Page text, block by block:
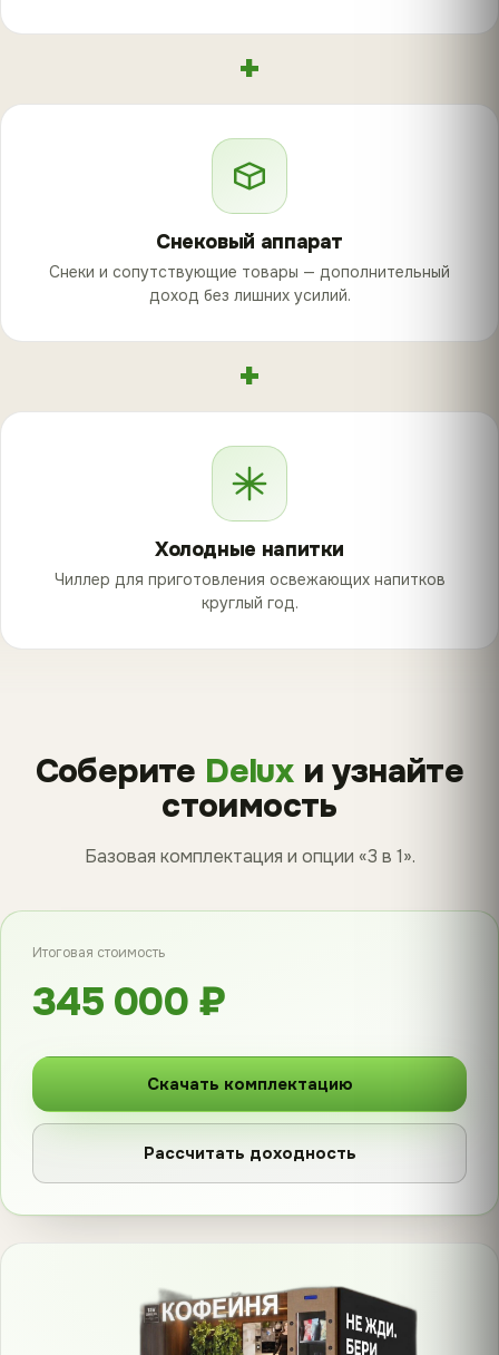
+
Снековый аппарат
Снеки и сопутствующие товары — дополнительный
доход без лишних усилий.
+
Холодные напитки
Чиллер для приготовления освежающих напитков
круглый год.
Соберите Deluxи узнайте
стоимость
Базовая комплектация и опции «3 в 1».
Итоговая стоимость
345 000 ₽
Скачать комплектацию
Рассчитать доходность